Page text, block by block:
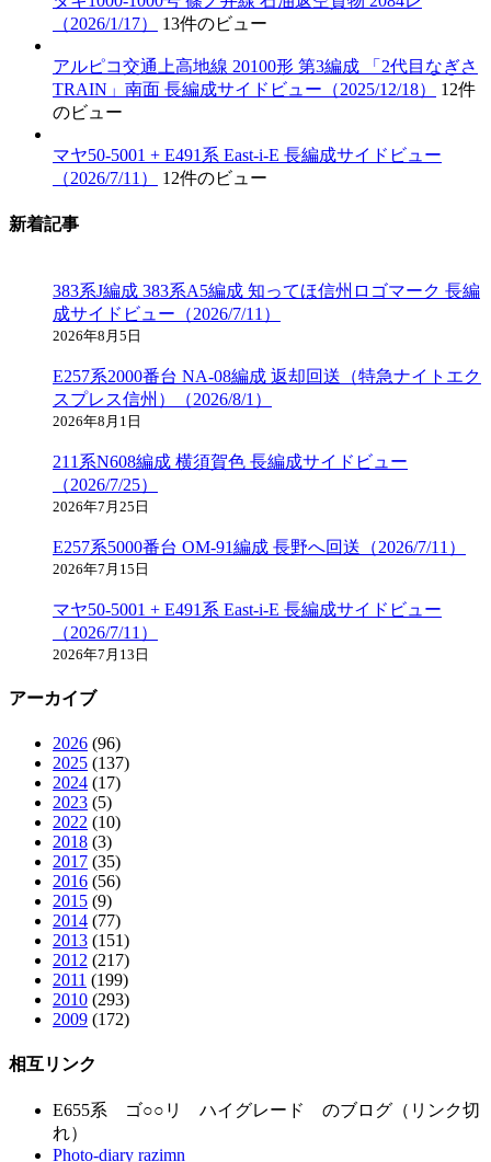
（2026/1/17）
13件のビュー
アルピコ交通上高地線 20100形 第3編成 「2代目なぎさ
TRAIN」南面 長編成サイドビュー（2025/12/18）
12件
のビュー
マヤ50-5001 + E491系 East-i-E 長編成サイドビュー
（2026/7/11）
12件のビュー
新着記事
383系J編成 383系A5編成 知ってほ信州ロゴマーク 長編
成サイドビュー（2026/7/11）
2026年8月5日
E257系2000番台 NA-08編成 返却回送（特急ナイトエク
スプレス信州）（2026/8/1）
2026年8月1日
211系N608編成 横須賀色 長編成サイドビュー
（2026/7/25）
2026年7月25日
E257系5000番台 OM-91編成 長野へ回送（2026/7/11）
2026年7月15日
マヤ50-5001 + E491系 East-i-E 長編成サイドビュー
（2026/7/11）
2026年7月13日
アーカイブ
2026 (96)
2025 (137)
2024 (17)
2023 (5)
2022 (10)
2018 (3)
2017 (35)
2016 (56)
2015 (9)
2014 (77)
2013 (151)
2012 (217)
2011 (199)
2010 (293)
2009 (172)
相互リンク
E655系 ゴ○○リ ハイグレード のブログ（リンク切
れ）
Photo-diary razimn